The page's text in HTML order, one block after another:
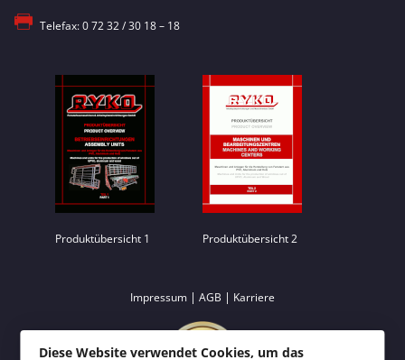
Telefax: 0 72 32 / 30 18 – 18
Produktübersicht 1 Produktübersicht 2
Impressum | AGB | Karriere
Diese Website verwendet Cookies, um das